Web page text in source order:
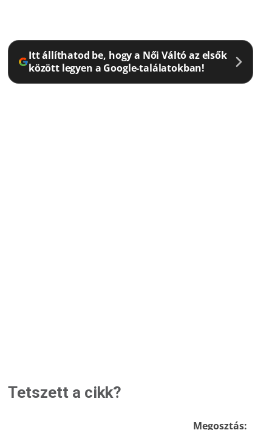
Itt állíthatod be, hogy a Női Váltó az elsők
között legyen a Google-találatokban!
Tetszett a cikk?
Megosztás: